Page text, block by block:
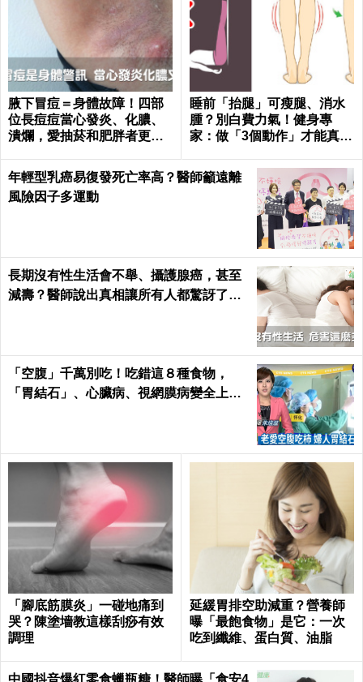
腋下冒痘＝身體故障！四部
位長痘痘當心發炎、化膿、
潰爛，愛抽菸和肥胖者更要
睡前「抬腿」可瘦腿、消水
腫？別白費力氣！健身專
家：做「3個動作」才能真正
年輕型乳癌易復發死亡率高？醫師籲遠離
風險因子多運動
長期沒有性生活會不舉、攝護腺癌，甚至
減壽？醫師說出真相讓所有人都驚訝了！
「空腹」千萬別吃！吃錯這８種食物，
「胃結石」、心臟病、視網膜病變全上身
「腳底筋膜炎」一碰地痛到
哭？陳塗墻教這樣刮痧有效
調理
延緩胃排空助減重？營養師
曝「最飽食物」是它：一次
吃到纖維、蛋白質、油脂
中國抖音爆紅零食蠟瓶糖！醫師曝「食安4